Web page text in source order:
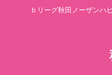
ｂリーグ秋田ノーザンハ